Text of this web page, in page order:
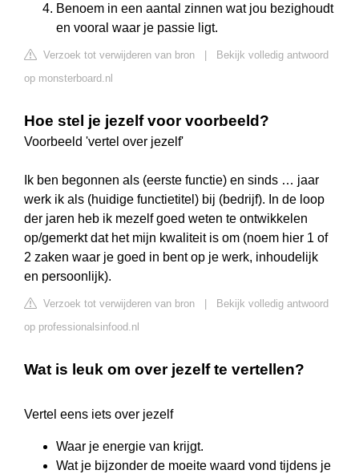
Benoem in een aantal zinnen wat jou bezighoudt
en vooral waar je passie ligt.
Verzoek tot verwijderen van bron
Bekijk volledig antwoord
op monsterboard.nl
Hoe stel je jezelf voor voorbeeld?
Voorbeeld 'vertel over jezelf'
Ik ben begonnen als (eerste functie) en sinds … jaar
werk ik als (huidige functietitel) bij (bedrijf). In de loop
der jaren heb ik mezelf goed weten te ontwikkelen
op/gemerkt dat het mijn kwaliteit is om (noem hier 1 of
2 zaken waar je goed in bent op je werk, inhoudelijk
en persoonlijk).
Verzoek tot verwijderen van bron
Bekijk volledig antwoord
op professionalsinfood.nl
Wat is leuk om over jezelf te vertellen?
Vertel eens iets over jezelf
Waar je energie van krijgt.
Wat je bijzonder de moeite waard vond tijdens je